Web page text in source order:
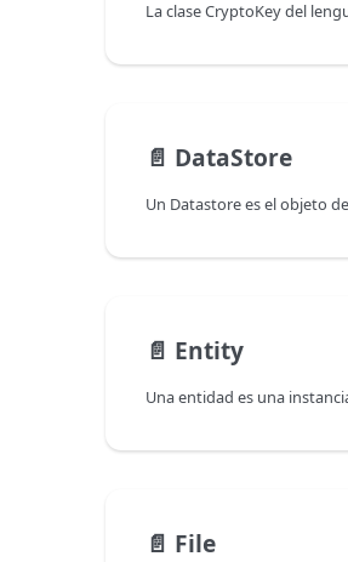
La clase CryptoKey del
📄️ DataStore
📄️ Entity
📄️ File